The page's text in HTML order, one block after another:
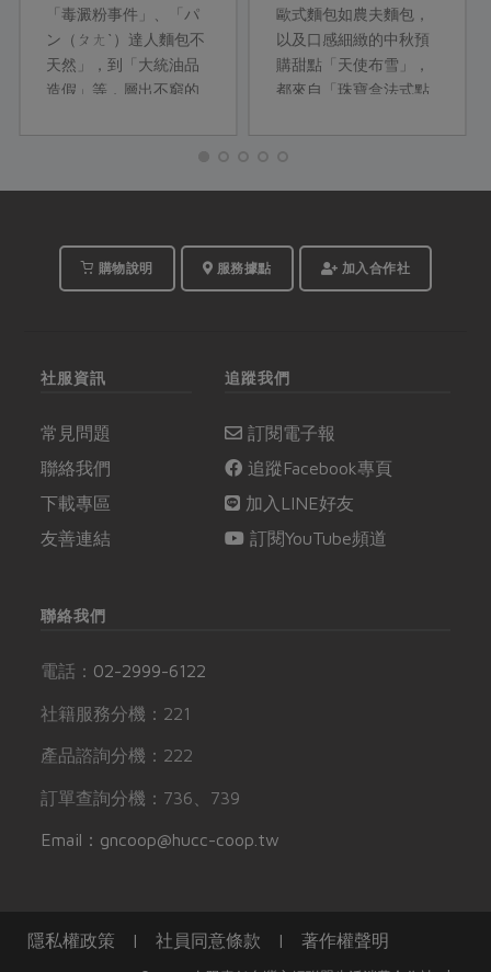
「毒澱粉事件」、「パ
ン（ㄆㄤˋ）達人麵包不
天然」，到「大統油品
造假」等，層出不窮的
碎了消費者的信心，讓
企盼政府嚴查把關，或
歐式麵包如農夫麵包，
以及口感細緻的中秋預
購甜點「天使布雪」，
都來自「珠寶盒法式點
風、被藝人選為結婚喜
寶盒在競爭激烈的台北
和製程的堅持。
購物說明 服務據點 加入合作社
社服資訊
常見問題
聯絡我們
下載專區
友善連結
追蹤我們
訂閱電子報
追蹤Facebook專頁
加入LINE好友
訂閱YouTube頻道
聯絡我們
電話： 02-2999-6122
社籍服務分機：221
產品諮詢分機：222
訂單查詢分機：736、739
Email：gncoop@hucc-coop.tw
隱私權政策 | 社員同意條款 | 著作權聲明